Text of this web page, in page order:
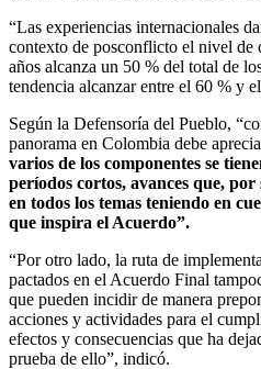
“Las experiencias internacionales
contexto de posconflicto el nivel de
años alcanza un 50 % del total de
tendencia alcanzar entre el 60 % y
Según la Defensoría del Pueblo,
panorama en Colombia debe
varios de los componentes se
períodos cortos, avances que,
en todos los temas teniendo en
que inspira el Acuerdo”.
“Por otro lado, la ruta de
pactados en el Acuerdo Final
que pueden incidir de manera
acciones y actividades para el
efectos y consecuencias que ha
prueba de ello”, indicó.